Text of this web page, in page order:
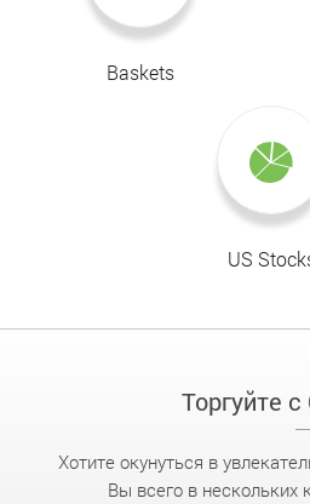
Baskets
US
Торгуйте с
Хотите окунуться в
Вы всего в нескольких